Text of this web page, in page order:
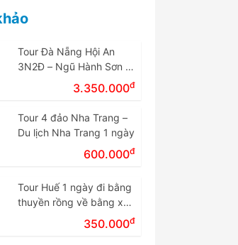
Tour Đà Nẵng Hội An
3N2Đ – Ngũ Hành Sơn –
Cù Lao Chàm – Bà Nà
3.350.000đ
Tour 4 đảo Nha Trang –
Du lịch Nha Trang 1 ngày
600.000đ
Tour Huế 1 ngày đi bằng
thuyền rồng về bằng xe
350.000đ